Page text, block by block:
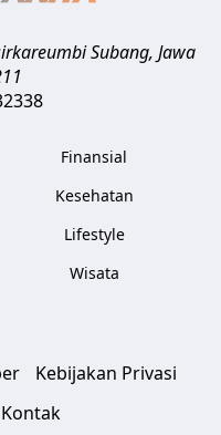
Subang, Jawa
Finansial
Kesehatan
Lifestyle
Wisata
Kebijakan Privasi
Kontak